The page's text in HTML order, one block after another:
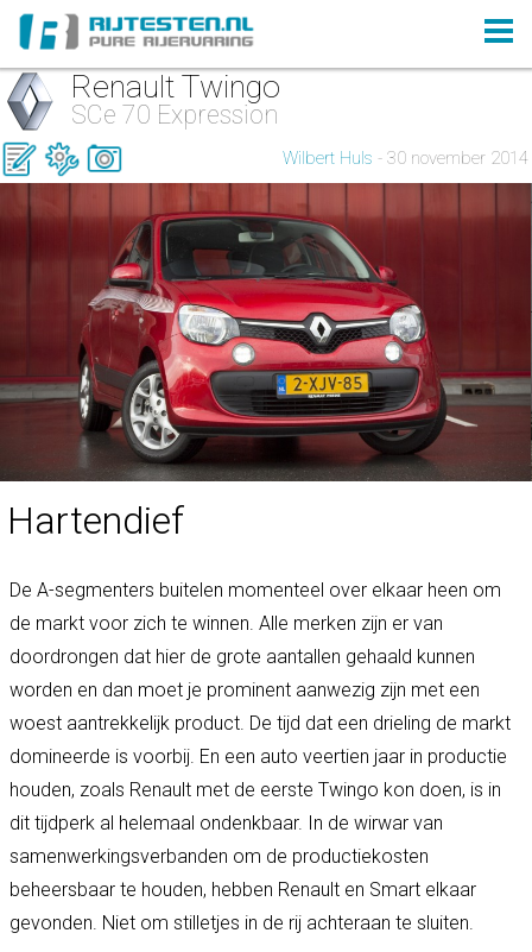
Renault Twingo
SCe 70 Expression
Wilbert Huls - 30 november 2014
Hartendief
De A-segmenters buitelen momenteel over elkaar heen om
de markt voor zich te winnen. Alle merken zijn er van
doordrongen dat hier de grote aantallen gehaald kunnen
worden en dan moet je prominent aanwezig zijn met een
woest aantrekkelijk product. De tijd dat een drieling de markt
domineerde is voorbij. En een auto veertien jaar in productie
houden, zoals Renault met de eerste Twingo kon doen, is in
dit tijdperk al helemaal ondenkbaar. In de wirwar van
samenwerkingsverbanden om de productiekosten
beheersbaar te houden, hebben Renault en Smart elkaar
gevonden. Niet om stilletjes in de rij achteraan te sluiten.